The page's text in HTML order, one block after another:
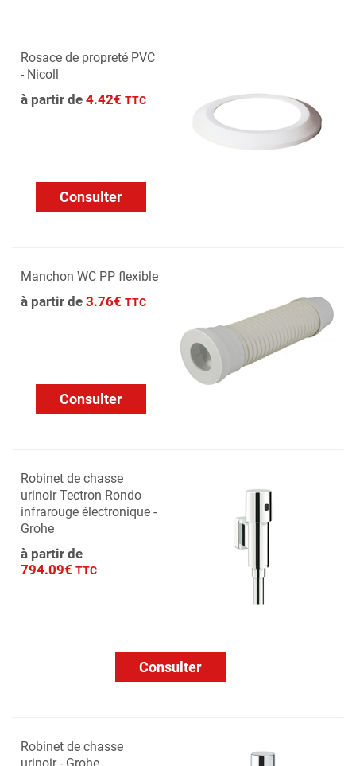
Rosace de propreté PVC
- Nicoll
à partir de 4.42€ TTC
Consulter
Manchon WC PP flexible
à partir de 3.76€ TTC
Consulter
Robinet de chasse
urinoir Tectron Rondo
infrarouge électronique -
Grohe
à partir de
794.09€ TTC
Consulter
Robinet de chasse